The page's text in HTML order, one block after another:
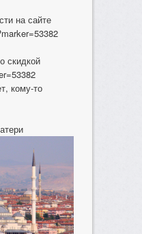
на сайте
скидкой
кому-то